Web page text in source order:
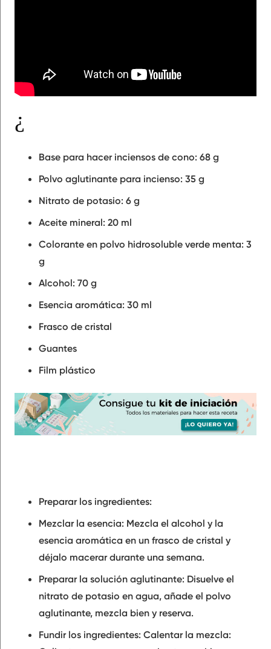
¿Qué materiales lleva el kit de incienso de conos?
Base para hacer inciensos de cono: 68 g
Polvo aglutinante para incienso: 35 g
Nitrato de potasio: 6 g
Aceite mineral: 20 ml
Colorante en polvo hidrosoluble verde menta: 3
g
Alcohol: 70 g
Esencia aromática: 30 ml
Frasco de cristal
Guantes
Film plástico
Preparar los ingredientes:
Mezclar la esencia: Mezcla el alcohol y la
esencia aromática en un frasco de cristal y
déjalo macerar durante una semana.
Preparar la solución aglutinante: Disuelve el
nitrato de potasio en agua, añade el polvo
aglutinante, mezcla bien y reserva.
Fundir los ingredientes: Calentar la mezcla: